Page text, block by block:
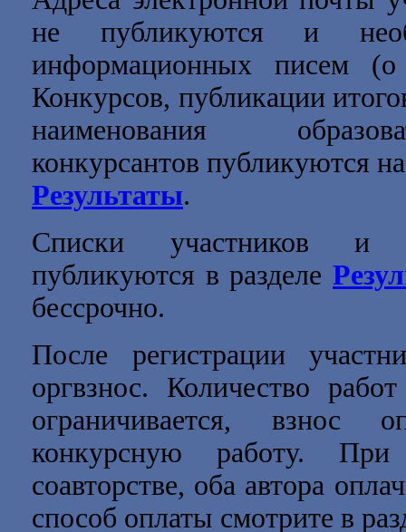
не публикуются и
информационных писем (о
Конкурсов, публикации
наименования
конкурсантов публикуются
Результаты.
Списки участников и
публикуются в разделе
бессрочно.
После регистрации
оргвзнос. Количество
ограничивается, взнос
конкурсную работу.
соавторстве, оба автора
способ оплаты смотрите в